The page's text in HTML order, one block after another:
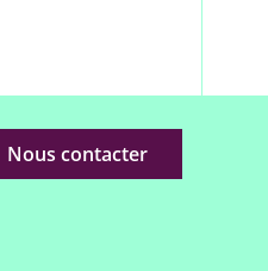
Nous contacter